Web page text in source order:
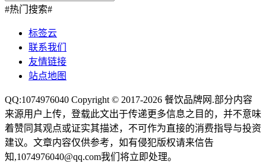
#热门搜索#
标签云
联系我们
友情链接
站点地图
QQ:1074976040 Copyright © 2017-2026 餐饮品牌网 .部分内容
来源用户上传，登载此文出于传递更多信息之目的，并不意味
着赞同其观点或证实其描述，不可作为直接的消费指导与投资
建议。文章内容仅供参考，如有侵犯版权请来信告
知,1074976040@qq.com我们将立即处理。